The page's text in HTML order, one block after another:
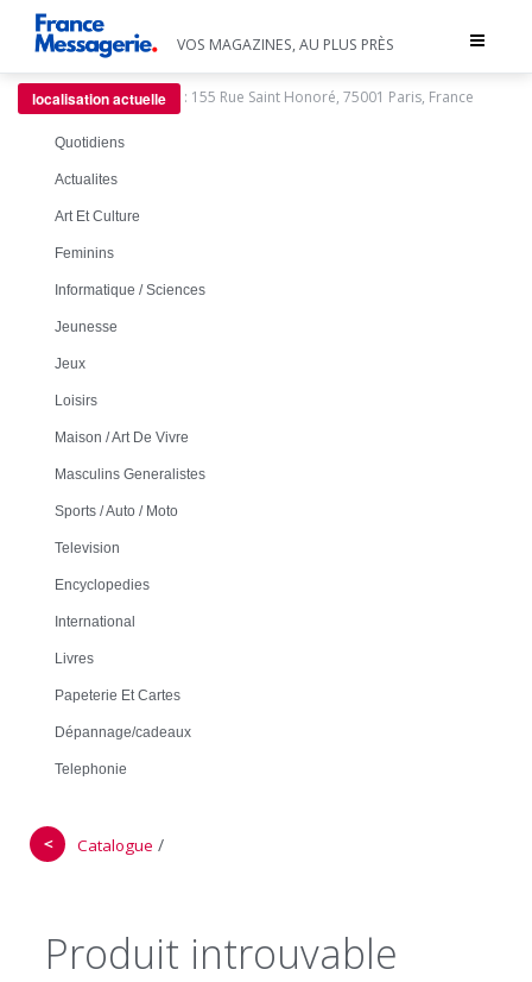
Toggle
VOS MAGAZINES, AU PLUS PRÈS
localisation actuelle : 155 Rue Saint Honoré, 75001 Paris, France
Quotidiens
Actualites
Art Et Culture
Feminins
Informatique / Sciences
Jeunesse
Jeux
Loisirs
Maison / Art De Vivre
Masculins Generalistes
Sports / Auto / Moto
Television
Encyclopedies
International
Livres
Papeterie Et Cartes
Dépannage/cadeaux
Telephonie
＜ Catalogue /
Produit introuvable